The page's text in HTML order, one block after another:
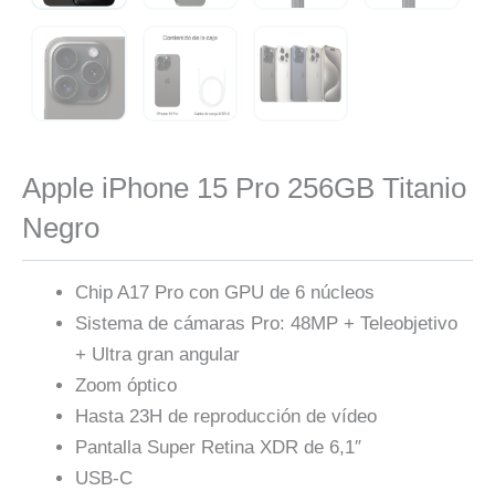
Apple iPhone 15 Pro 256GB Titanio
Negro
Chip A17 Pro con GPU de 6 núcleos
Sistema de cámaras Pro: 48MP + Teleobjetivo
+ Ultra gran angular
Zoom óptico
Hasta 23H de reproducción de vídeo
Pantalla Super Retina XDR de 6,1″
USB-C